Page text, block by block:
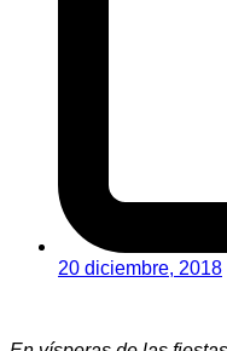
20 diciembre, 2018